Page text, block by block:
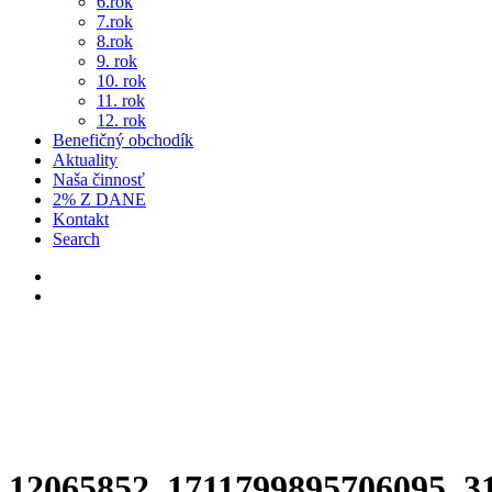
7.rok
8.rok
9. rok
10. rok
11. rok
12. rok
Benefičný obchodík
Aktuality
Naša činnosť
2% Z DANE
Kontakt
Search